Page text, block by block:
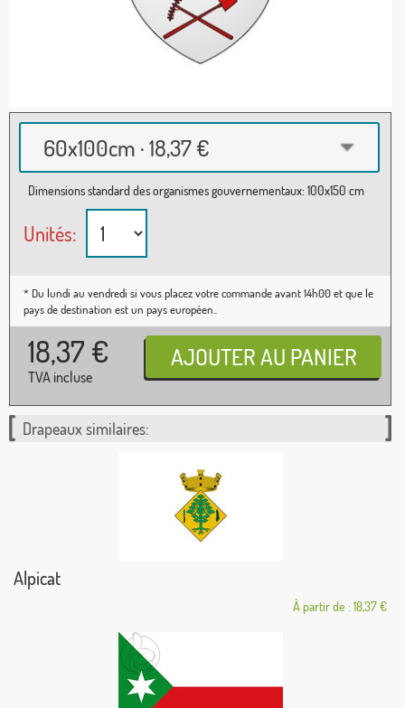
60x100cm · 18,37 €
Dimensions standard des organismes gouvernementaux: 100x150 cm
Unités:
* Du lundi au vendredi si vous placez votre commande avant 14h00 et que le
pays de destination est un pays européen..
18,37 €
TVA incluse
Drapeaux similaires:
Alpicat
À partir de : 18,37 €